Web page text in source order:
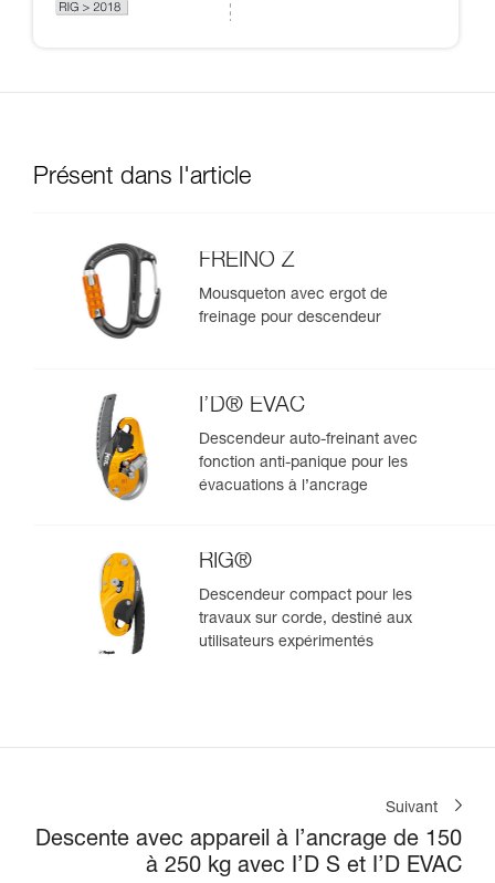
Présent dans l'article
FREINO Z
Mousqueton avec ergot de
freinage pour descendeur
I’D® EVAC
Descendeur auto-freinant avec
fonction anti-panique pour les
évacuations à l’ancrage
RIG®
Descendeur compact pour les
travaux sur corde, destiné aux
utilisateurs expérimentés
Suivant
Descente avec appareil à l’ancrage de 150
à 250 kg avec I’D S et I’D EVAC